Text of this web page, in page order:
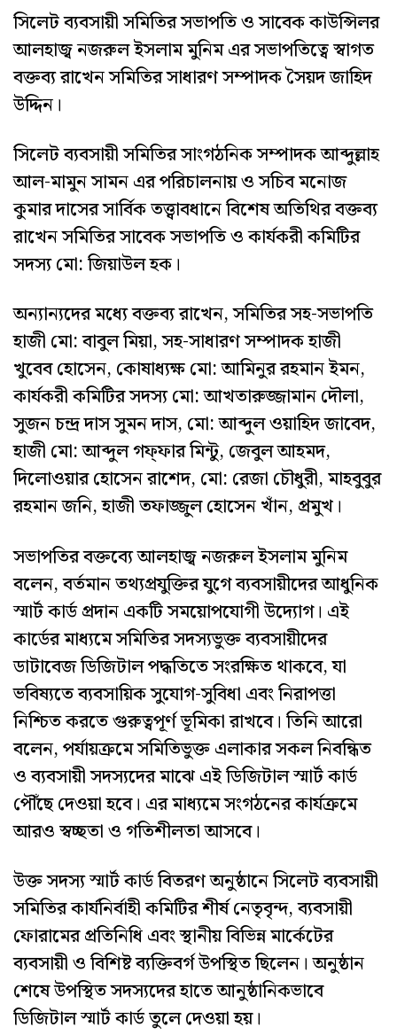
সিলেট ব্যবসায়ী সমিতির সভাপতি ও সাবেক কাউন্সিলর
আলহাজ্ব নজরুল ইসলাম মুনিম এর সভাপতিত্বে স্বাগত
বক্তব্য রাখেন সমিতির সাধারণ সম্পাদক সৈয়দ জাহিদ
উদ্দিন।
সিলেট ব্যবসায়ী সমিতির সাংগঠনিক সম্পাদক আব্দুল্লাহ
আল-মামুন সামন এর পরিচালনায় ও সচিব মনোজ
কুমার দাসের সার্বিক তত্ত্বাবধানে বিশেষ অতিথির বক্তব্য
রাখেন সমিতির সাবেক সভাপতি ও কার্যকরী কমিটির
সদস্য মো: জিয়াউল হক।
অন্যান্যদের মধ্যে বক্তব্য রাখেন, সমিতির সহ-সভাপতি
হাজী মো: বাবুল মিয়া, সহ-সাধারণ সম্পাদক হাজী
খুবেব হোসেন, কোষাধ্যক্ষ মো: আমিনুর রহমান ইমন,
কার্যকরী কমিটির সদস্য মো: আখতারুজ্জামান দৌলা,
সুজন চন্দ্র দাস সুমন দাস, মো: আব্দুল ওয়াহিদ জাবেদ,
হাজী মো: আব্দুল গফ্ফার মিন্টু, জেবুল আহমদ,
দিলোওয়ার হোসেন রাশেদ, মো: রেজা চৌধুরী, মাহবুবুর
রহমান জনি, হাজী তফাজ্জুল হোসেন খাঁন, প্রমুখ।
সভাপতির বক্তব্যে আলহাজ্ব নজরুল ইসলাম মুনিম
বলেন, বর্তমান তথ্যপ্রযুক্তির যুগে ব্যবসায়ীদের আধুনিক
স্মার্ট কার্ড প্রদান একটি সময়োপযোগী উদ্যোগ। এই
কার্ডের মাধ্যমে সমিতির সদস্যভুক্ত ব্যবসায়ীদের
ডাটাবেজ ডিজিটাল পদ্ধতিতে সংরক্ষিত থাকবে, যা
ভবিষ্যতে ব্যবসায়িক সুযোগ-সুবিধা এবং নিরাপত্তা
নিশ্চিত করতে গুরুত্বপূর্ণ ভূমিকা রাখবে। তিনি আরো
বলেন, পর্যায়ক্রমে সমিতিভুক্ত এলাকার সকল নিবন্ধিত
ও ব্যবসায়ী সদস্যদের মাঝে এই ডিজিটাল স্মার্ট কার্ড
পৌঁছে দেওয়া হবে। এর মাধ্যমে সংগঠনের কার্যক্রমে
আরও স্বচ্ছতা ও গতিশীলতা আসবে।
উক্ত সদস্য স্মার্ট কার্ড বিতরণ অনুষ্ঠানে সিলেট ব্যবসায়ী
সমিতির কার্যনির্বাহী কমিটির শীর্ষ নেতৃবৃন্দ, ব্যবসায়ী
ফোরামের প্রতিনিধি এবং স্থানীয় বিভিন্ন মার্কেটের
ব্যবসায়ী ও বিশিষ্ট ব্যক্তিবর্গ উপস্থিত ছিলেন। অনুষ্ঠান
শেষে উপস্থিত সদস্যদের হাতে আনুষ্ঠানিকভাবে
ডিজিটাল স্মার্ট কার্ড তুলে দেওয়া হয়।